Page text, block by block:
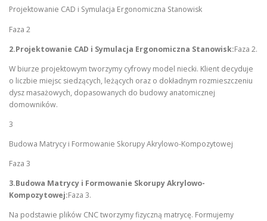
Projektowanie CAD i Symulacja Ergonomiczna Stanowisk
Faza 2
2.Projektowanie CAD i Symulacja Ergonomiczna Stanowisk:Faza 2.
W biurze projektowym tworzymy cyfrowy model niecki. Klient decyduje
o liczbie miejsc siedzących, leżących oraz o dokładnym rozmieszczeniu
dysz masażowych, dopasowanych do budowy anatomicznej
domowników.
3
Budowa Matrycy i Formowanie Skorupy Akrylowo-Kompozytowej
Faza 3
3.Budowa Matrycy i Formowanie Skorupy Akrylowo-
Kompozytowej:Faza 3.
Na podstawie plików CNC tworzymy fizyczną matrycę. Formujemy